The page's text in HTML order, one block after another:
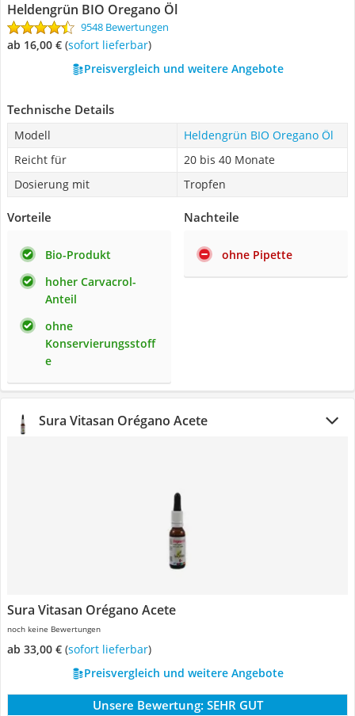
Heldengrün BIO Oregano Öl
9548 Bewertungen
ab 16,00 € ( Sofort lieferbar)
Preisvergleich und weitere Angebote
Technische Details
Modell
Heldengrün BIO Oregano Öl
Reicht für
20 bis 40 Monate
Dosierung mit
Tropfen
Vorteile
Bio-Produkt
hoher Carvacrol-
Anteil
ohne
Konservierungsstoff
e
Nachteile
ohne Pipette
Sura Vitasan Orégano Acete
Sura Vitasan Orégano Acete
noch keine Bewertungen
ab 33,00 € ( Sofort lieferbar)
Preisvergleich und weitere Angebote
Unsere Bewertung: SEHR GUT